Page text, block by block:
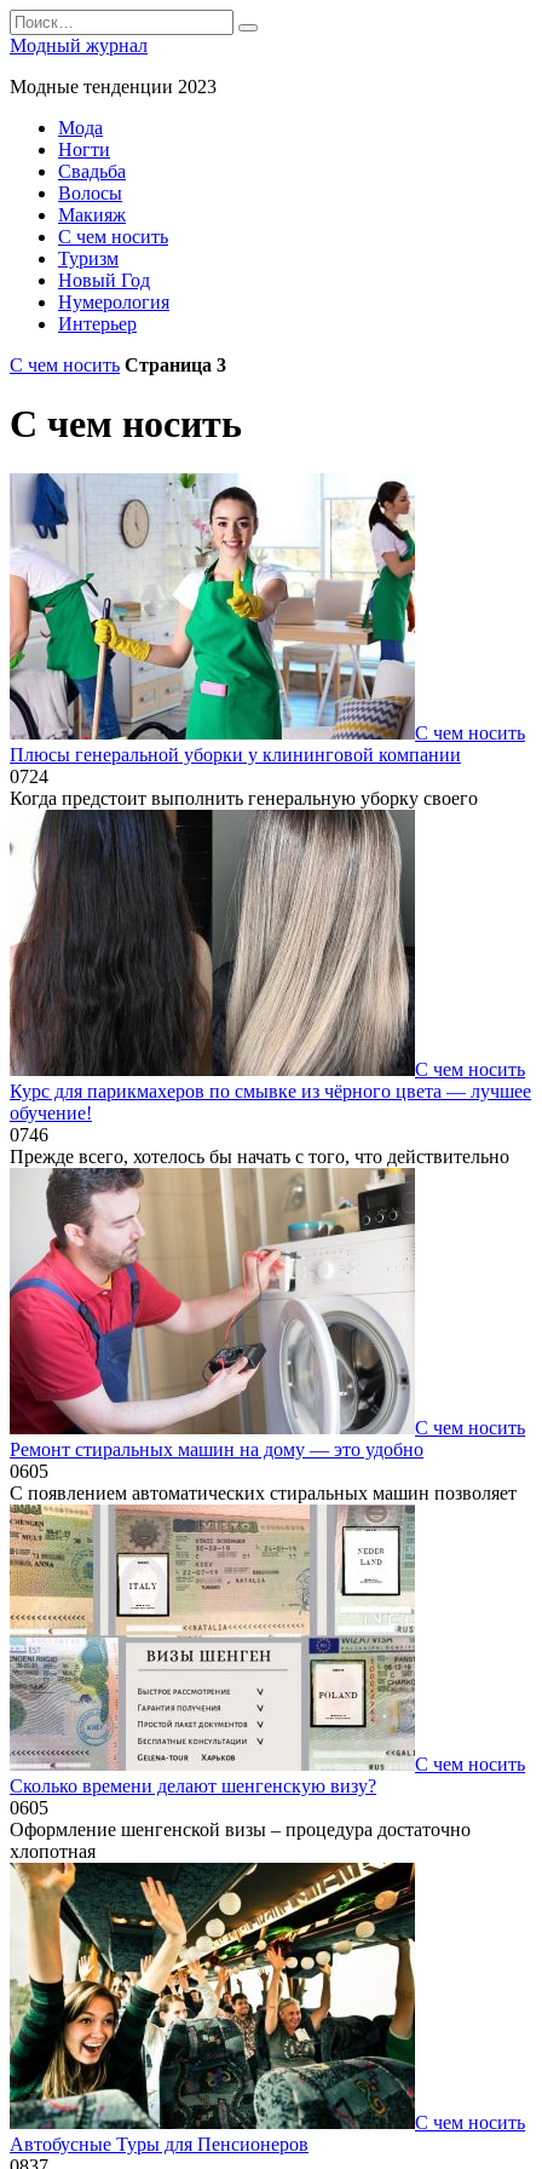
Перейти
к
содержанию
Search
for:
Модный журнал
Модные тенденции 2023
Мода
Ногти
Свадьба
Волосы
Макияж
С чем носить
Туризм
Новый Год
Нумерология
Интерьер
С чем носить Страница 3
С чем носить
С чем носить
Плюсы генеральной уборки у клининговой компании
0724
Когда предстоит выполнить генеральную уборку своего
С чем носить
Курс для парикмахеров по смывке из чёрного цвета — лучшее
обучение!
0746
Прежде всего, хотелось бы начать с того, что действительно
С чем носить
Ремонт стиральных машин на дому — это удобно
0605
С появлением автоматических стиральных машин позволяет
С чем носить
Сколько времени делают шенгенскую визу?
0605
Оформление шенгенской визы – процедура достаточно
хлопотная
С чем носить
Автобусные Туры для Пенсионеров